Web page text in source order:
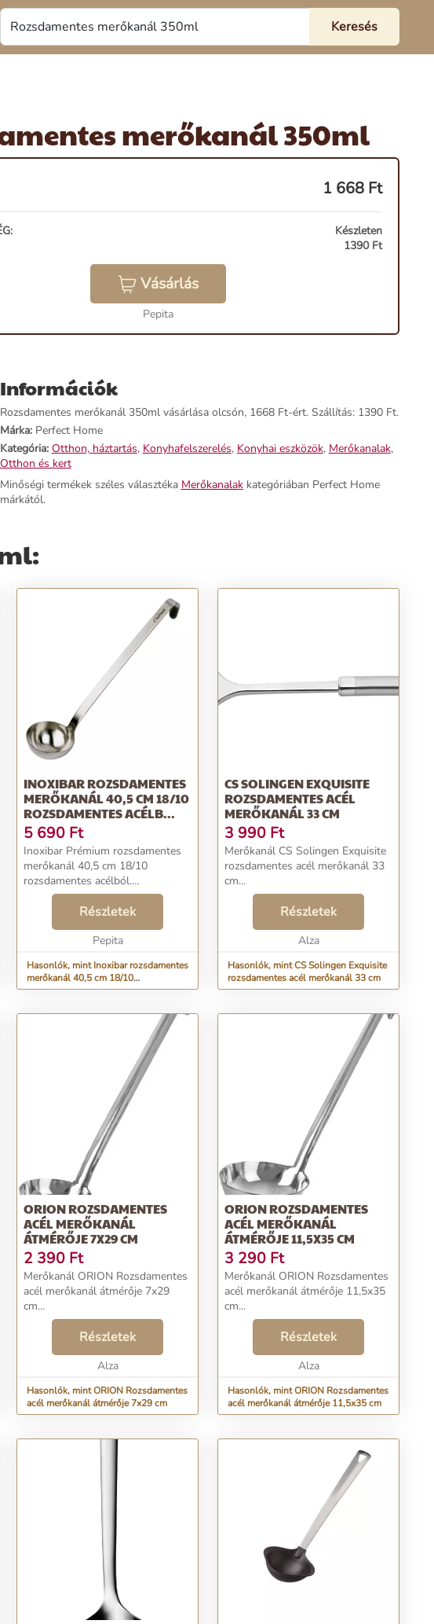
merőkanál 350ml
1 668 Ft
Készleten
1390 Ft
Vásárlás
Pepita
Információk
Rozsdamentes merőkanál 350ml vásárlása olcsón, 1668 Ft-ért. Szállítás: 1390 Ft.
Márka:Perfect Home
Kategória: Otthon, háztartás, Konyhafelszerelés, Konyhai eszközök, Merőkanalak,
Otthon és kert
Minőségi termékek széles választéka Merőkanalakkategóriában Perfect Home
márkától.
INOXIBAR ROZSDAMENTES
MERŐKANÁL 40,5 CM 18/10
ROZSDAMENTES ACÉLB...
5 690 Ft
Inoxibar Prémium rozsdamentes
merőkanál 40,5 cm 18/10
rozsdamentes acélból.
Professional and Home line,
amely egyaránt használható a
nagykonyhai valamint otthoni
konyhai használatra. Mérete: a
Részletek
Pepita
Hasonlók, mint Inoxibar rozsdamentes
merőkanál 40,5 cm 18/10
rozsdamentes acélb...
CS SOLINGEN EXQUISITE
ROZSDAMENTES ACÉL
MERŐKANÁL 33 CM
3 990 Ft
Merőkanál CS Solingen Exquisite
rozsdamentes acél merőkanál 33
cm...
Részletek
Alza
Hasonlók, mint CS Solingen Exquisite
rozsdamentes acél merőkanál 33 cm
ORION ROZSDAMENTES
ACÉL MERŐKANÁL
ÁTMÉRŐJE 7X29 CM
2 390 Ft
Merőkanál ORION Rozsdamentes
acél merőkanál átmérője 7x29
cm...
Részletek
Alza
Hasonlók, mint ORION Rozsdamentes
acél merőkanál átmérője 7x29 cm
ORION ROZSDAMENTES
ACÉL MERŐKANÁL
ÁTMÉRŐJE 11,5X35 CM
3 290 Ft
Merőkanál ORION Rozsdamentes
acél merőkanál átmérője 11,5x35
cm...
Részletek
Alza
Hasonlók, mint ORION Rozsdamentes
acél merőkanál átmérője 11,5x35 cm